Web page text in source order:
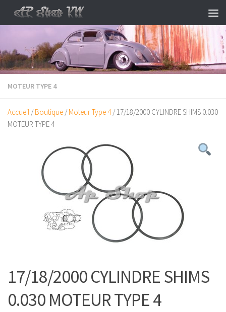
Skip to content
MOTEUR TYPE 4
Accueil / Boutique / Moteur Type 4/ 17/18/2000 CYLINDRE SHIMS 0.030
MOTEUR TYPE 4
17/18/2000 CYLINDRE SHIMS
0.030 MOTEUR TYPE 4